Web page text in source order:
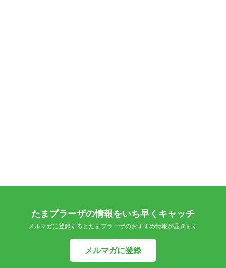
たまプラーザの情報をいち早くキャッチ
メルマガに登録するとたまプラーザのおすすめ情報が届きます
メルマガに登録